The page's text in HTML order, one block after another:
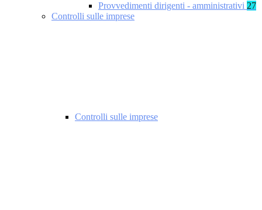
Provvedimenti dirigenti - amministrativi 27
Controlli sulle imprese
Controlli sulle imprese